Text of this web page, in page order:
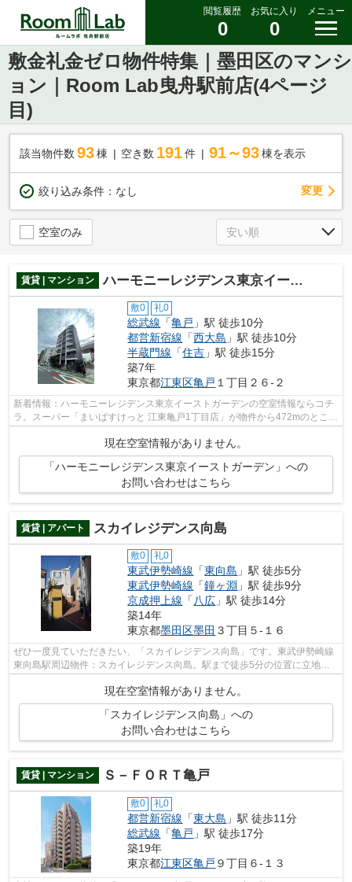
閲覧履歴
0
お気に入り
0
メニュー
敷金礼金ゼロ物件特集｜墨田区のマンシ
ョン｜Room Lab曳舟駅前店(4ページ
目)
該当物件数 93棟 空き数 191 件 91～93 棟を表示
絞り込み条件： なし 変更
空室のみ
賃貸 | マンション ハーモニーレジデンス東京イーストガーデン
敷0 礼0
総武線 「亀戸 」駅 徒歩10分
都営新宿線 「西大島 」駅 徒歩10分
半蔵門線 「住吉 」駅 徒歩15分
築7年
東京都江東区亀戸 １丁目２６-２
新着情報：ハーモニーレジデンス東京イーストガーデンの空室情報ならコチ
ラ。スーパー「まいばすけっと 江東亀戸1丁目店」が物件から472mのところ
現在空室情報がありません。
「ハーモニーレジデンス東京イーストガーデン」への
お問い合わせはこちら
賃貸 | アパート スカイレジデンス向島
敷0 礼0
東武伊勢崎線 「東向島 」駅 徒歩5分
東武伊勢崎線 「鐘ヶ淵 」駅 徒歩9分
京成押上線 「 八広 」駅 徒歩14分
築14年
東京都墨田区墨田 ３丁目５-１６
ぜひ一度見ていただきたい、「スカイレジデンス向島」です。東武伊勢崎線
東向島駅周辺物件：スカイレジデンス向島。駅まで徒歩5分の位置に立地す
る、アクセス良好な物件です。こちらの...
現在空室情報がありません。
「スカイレジデンス向島」への
お問い合わせはこちら
賃貸 | マンション Ｓ－ＦＯＲＴ亀戸
敷0 礼0
都営新宿線 「東大島 」駅 徒歩11分
総武線 「亀戸 」駅 徒歩17分
築19年
東京都江東区亀戸 ９丁目６-１３